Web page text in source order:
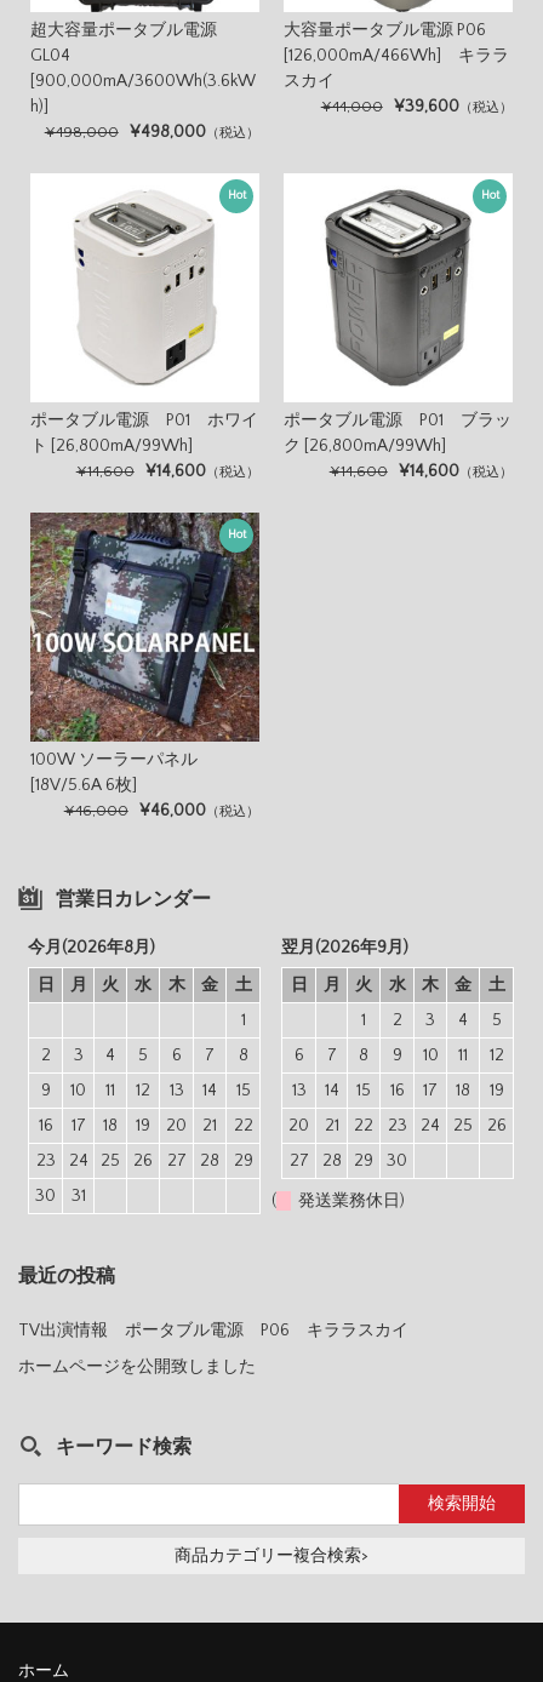
超大容量ポータブル電源
GL04
[900,000mA/3600Wh(3.6kW
h)]
¥498,000 ¥498,000 （税込）
大容量ポータブル電源 P06
[126,000mA/466Wh] キララ
スカイ
¥44,000 ¥39,600 （税込）
Hot
ポータブル電源 P01 ホワイ
ト [26,800mA/99Wh]
¥14,600 ¥14,600 （税込）
Hot
ポータブル電源 P01 ブラッ
ク [26,800mA/99Wh]
¥14,600 ¥14,600 （税込）
Hot
100W ソーラーパネル
[18V/5.6A 6枚]
¥46,000 ¥46,000 （税込）
営業日カレンダー
今月(2026年8月)
日
月 火 水 木 金
土
1
2
3 4 5 6 7
8
9
10 11 12 13 14
15
16
17 18 19 20 21
22
23
24 25 26 27 28
29
30
31
翌月(2026年9月)
日
月 火 水 木 金
土
1
2 3 4
5
6
7 8 9 10 11
12
13
14 15 16 17 18
19
20
21 22 23 24 25
26
27
28 29 30
( 発送業務休日)
最近の投稿
TV出演情報 ポータブル電源 P06 キララスカイ
ホームページを公開致しました
キーワード検索
商品カテゴリー複合検索>
ホーム